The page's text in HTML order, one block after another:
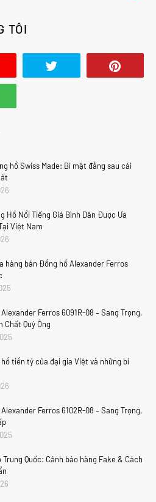
TÔI
hồ Swiss Made: Bí mật đằng sau cái
Hồ Nổi Tiếng Giá Bình Dân Được Ưa
Việt Nam
hàng bán Đồng hồ Alexander Ferros
Ferros 6091R-08 – Sang Trọng,
Chất Quý Ông
tiền tỷ của đại gia Việt và những bí
Ferros 6102R-08 – Sang Trọng,
Quốc: Cảnh báo hàng Fake & Cách